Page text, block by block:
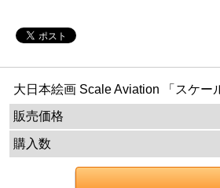
大日本絵画 Scale Aviation 「スケー
販売価格
購入数